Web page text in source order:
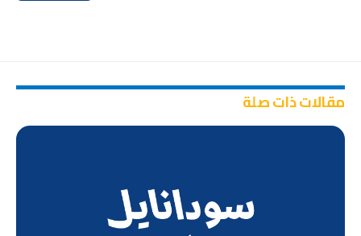
مقالات ذات صلة